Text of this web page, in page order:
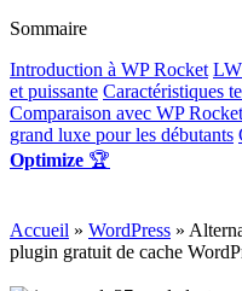
Sommaire
Introduction à WP Rocket
et puissante Caractéristiques
Comparaison avec WP Rocket
grand luxe pour les débutants
Optimize 🏆
Accueil » WordPress »
plugin gratuit de cache